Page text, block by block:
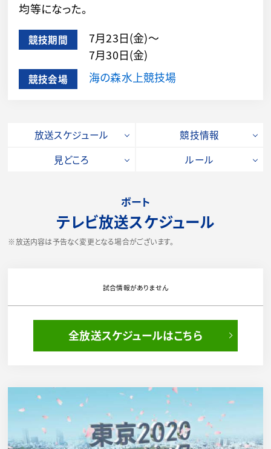
均等になった。
競技期間
7月23日(金)～
7月30日(金)
競技会場 海の森水上競技場
放送スケジュール
競技情報
見どころ
ルール
ボート
テレビ放送スケジュール
※放送内容は予告なく変更となる場合がございます。
試合情報がありません
全放送スケジュールはこちら